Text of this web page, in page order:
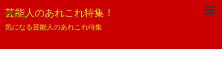
芸能人のあれこれ特集！
気になる芸能人のあれこれ特集